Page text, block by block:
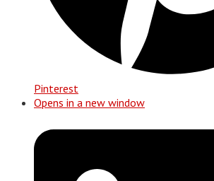
Pinterest
Opens in a new window